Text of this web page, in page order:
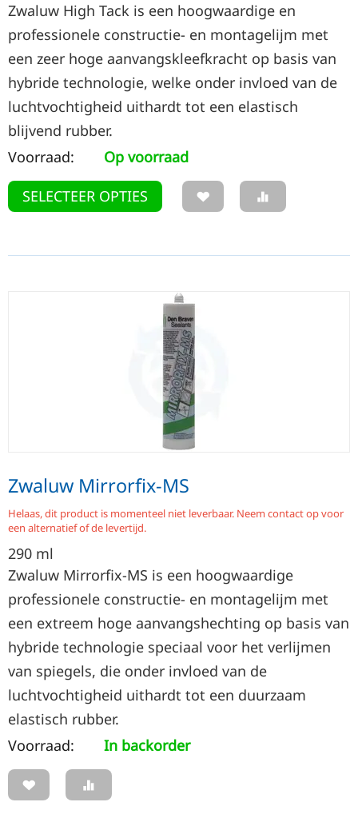
Zwaluw High Tack is een hoogwaardige en
professionele constructie- en montagelijm met
een zeer hoge aanvangskleefkracht op basis van
hybride technologie, welke onder invloed van de
luchtvochtigheid uithardt tot een elastisch
blijvend rubber.
Voorraad:
Op voorraad
SELECTEER OPTIES
Zwaluw Mirrorfix-MS
Helaas, dit product is momenteel niet leverbaar. Neem contact op voor
een alternatief of de levertijd.
290 ml
Zwaluw Mirrorfix-MS is een hoogwaardige
professionele constructie- en montagelijm met
een extreem hoge aanvangshechting op basis van
hybride technologie speciaal voor het verlijmen
van spiegels, die onder invloed van de
luchtvochtigheid uithardt tot een duurzaam
elastisch rubber.
Voorraad:
In backorder